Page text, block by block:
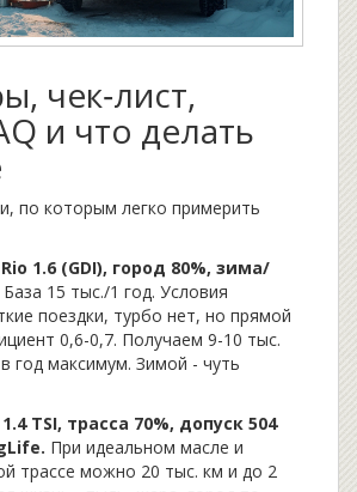
чек‑лист,
и что делать
по которым легко примерить
1.6 (GDI), город 80%, зима/
База 15 тыс./1 год. Условия
поездки, турбо нет, но прямой
0,6-0,7. Получаем 9-10 тыс.
год максимум. Зимой - чуть
TSI, трасса 70%, допуск 504
При идеальном масле и
трассе можно 20 тыс. км и до 2